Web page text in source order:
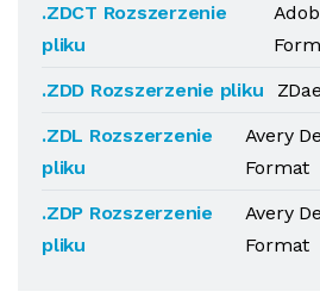
.ZDCT Rozszerzenie
pliku
.ZDD Rozszerzenie pliku
.ZDL Rozszerzenie
pliku
Avery
Format
.ZDP Rozszerzenie
pliku
Avery
Format